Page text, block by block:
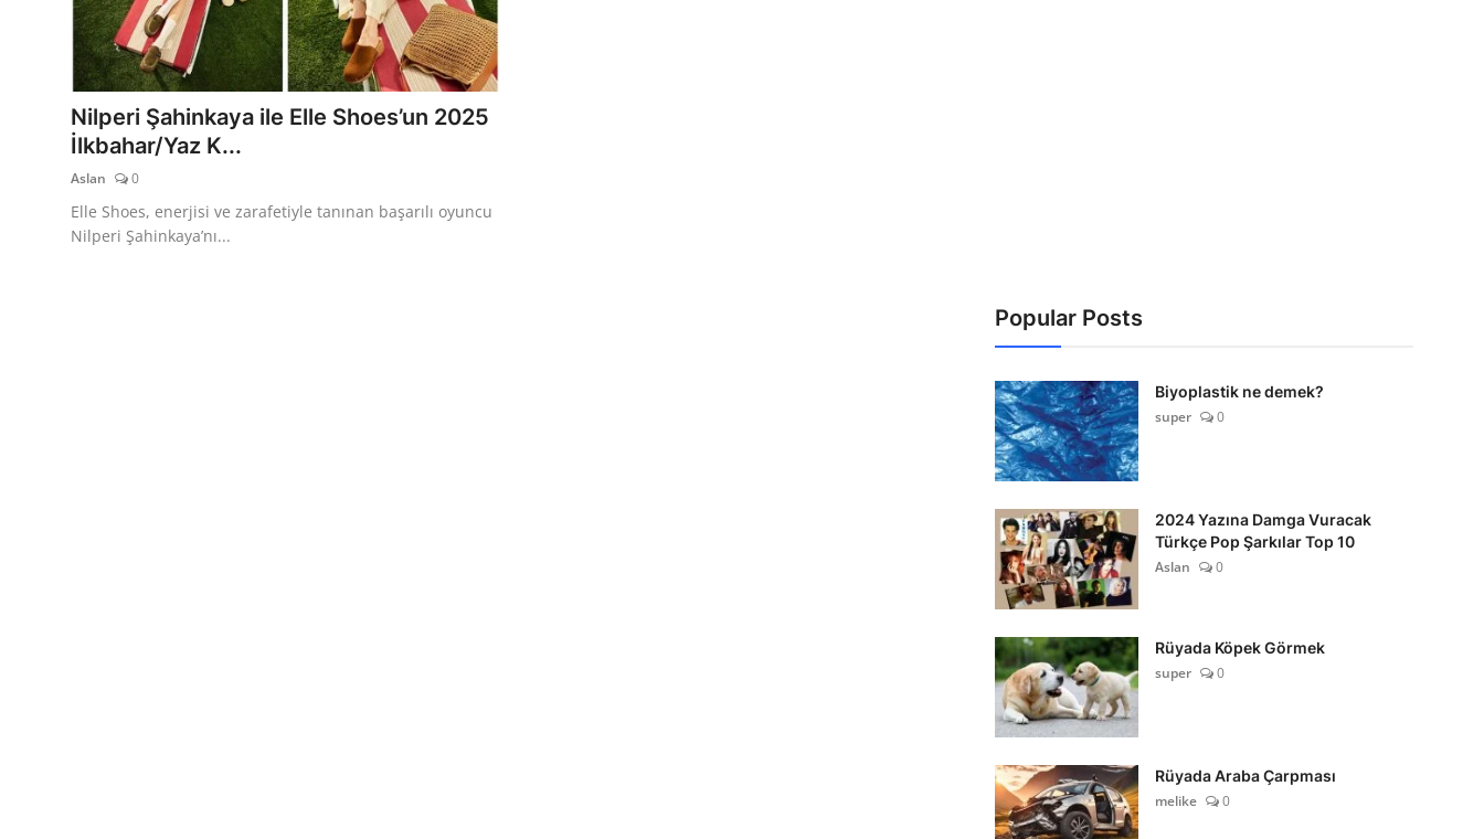
TEKNOLOJİ
RÜYA TABİRİ
Nilperi Şahinkaya ile Elle Shoes’un 2025
İlkbahar/Yaz K...
Aslan 0
Elle Shoes, enerjisi ve zarafetiyle tanınan başarılı oyuncu
Nilperi Şahinkaya’nı...
Popular Posts
Biyoplastik ne demek?
super
0
2024 Yazına Damga Vuracak
Türkçe Pop Şarkılar Top 10
Aslan
0
Rüyada Köpek Görmek
super
0
Rüyada Araba Çarpması
melike
0